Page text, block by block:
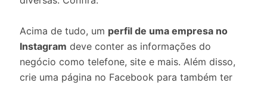
Acima de tudo, um perfil de uma empresa no
Instagram deve conter as informações do
negócio como telefone, site e mais. Além disso,
crie uma página no Facebook para também ter